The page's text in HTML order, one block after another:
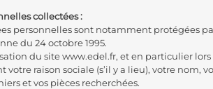
collectées :
personnelles sont notamment protégées
du 24 octobre 1995.
du site www.edel.fr, et en particulier
raison sociale (s’il y a lieu), votre nom,
et vos pièces recherchées.